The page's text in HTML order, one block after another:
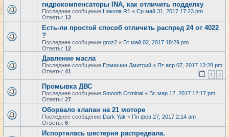
гидрокомпенсаторы INA, как отличить подделку
Последнее сообщение Никола R1 « Ср май 31, 2017 17:23 pm
Ответы: 12
Есть-ли простой способ отличить распред 24 от 4022
?
Последнее сообщение groz2 « Вт май 02, 2017 18:29 pm
Ответы: 12
Давление масла
Последнее сообщение Ермишин Дмитрий « Пт апр 07, 2017 13:28 pm
Ответы: 41 1 2
Промывка ДВС
Последнее сообщение Smooth Criminal « Вс мар 12, 2017 12:17 pm
Ответы: 27
Оборвало клапан на 21 моторе
Последнее сообщение Dark Yak « Пн фев 27, 2017 2:14 am
Ответы: 6
Испортилась шестерня распредвала.